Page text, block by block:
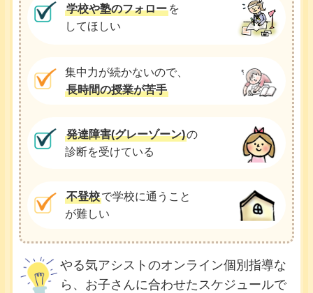
学校や塾のフォローを
してほしい
集中力が続かないので、
長時間の授業が苦手
発達障害(グレーゾーン)の
診断を受けている
不登校で学校に通うこと
が難しい
やる気アシストのオンライン個別指導な
ら、お子さんに合わせたスケジュールで